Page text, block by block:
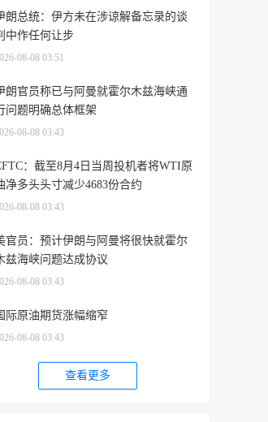
朗总统：伊方未在涉谅解备忘录的谈
中作任何让步
08-08 03:51
朗官员称已与阿曼就霍尔木兹海峡通
问题明确总体框架
08-08 03:43
：截至8月4日当周投机者将WTI原
净多头头寸减少4683份合约
08-08 03:43
官员：预计伊朗与阿曼将很快就霍尔
兹海峡问题达成协议
08-08 03:43
际原油期货涨幅缩窄
08-08 03:43
查看更多